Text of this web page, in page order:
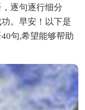
逐句逐行细分
。早安！以下是
句,希望能够帮助